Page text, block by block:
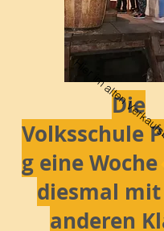
Die
Volksschule
g eine
diesmal
anderen
Hier im alten